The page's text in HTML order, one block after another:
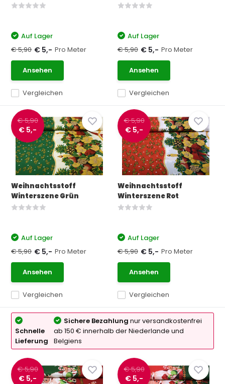
Vergleichen
Auf Lager
€ 5,90 € 5,- Pro Meter
Ansehen
Vergleichen
Auf Lager
€ 5,90 € 5,- Pro Meter
Ansehen
€ 5,90
€ 5,-
Weihnachtsstoff
Winterszene Grün
Vergleichen
Auf Lager
€ 5,90 € 5,- Pro Meter
Ansehen
€ 5,90
€ 5,-
Weihnachtsstoff
Winterszene Rot
Vergleichen
Auf Lager
€ 5,90 € 5,- Pro Meter
Ansehen
Schnelle
Lieferung
Sichere Bezahlung nur versandkostenfrei
ab 150 € innerhalb der Niederlande und
Belgiens
€ 5,90
€ 5,-
€ 5,90
€ 5,-